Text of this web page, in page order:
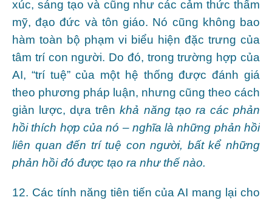
xúc, sáng tạo và cũng như các cảm thức thẩm
mỹ, đạo đức và tôn giáo. Nó cũng không bao
hàm toàn bộ phạm vi biểu hiện đặc trưng của
tâm trí con người. Do đó, trong trường hợp của
AI, “trí tuệ” của một hệ thống được đánh giá
theo phương pháp luận, nhưng cũng theo cách
giản lược, dựa trênkhả năng tạo ra các phản
hồi thích hợp của nó – nghĩa là những phản hồi
liên quan đến trí tuệ con người, bất kể những
phản hồi đó được tạo ra như thế nào.
12. Các tính năng tiên tiến của AI mang lại cho